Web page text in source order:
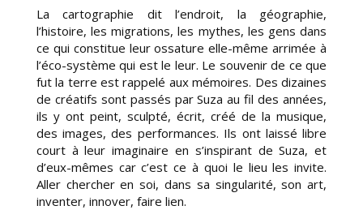
La cartographie dit l’endroit, la géographie,
l’histoire, les migrations, les mythes, les gens dans
ce qui constitue leur ossature elle-même arrimée à
l’éco-système qui est le leur. Le souvenir de ce que
fut la terre est rappelé aux mémoires. Des dizaines
de créatifs sont passés par Suza au fil des années,
ils y ont peint, sculpté, écrit, créé de la musique,
des images, des performances. Ils ont laissé libre
court à leur imaginaire en s’inspirant de Suza, et
d’eux-mêmes car c’est ce à quoi le lieu les invite.
Aller chercher en soi, dans sa singularité, son art,
inventer, innover, faire lien.